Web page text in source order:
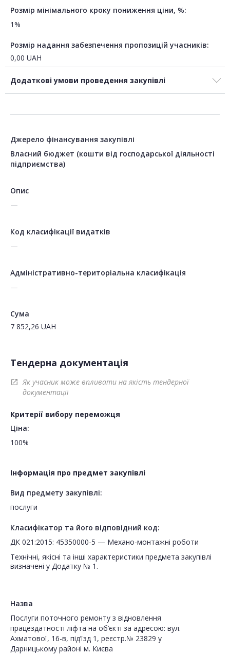
Розмір мінімального кроку пониження ціни, %:
1%
Розмір надання забезпечення пропозицій учасників:
0,00 UAH
Додаткові умови проведення закупівлі
Джерело фінансування закупівлі
Власний бюджет (кошти від господарської діяльності
підприємства)
Опис
—
Код класифікації видатків
—
Адміністративно-територіальна класифікація
—
Сума
7 852,26 UAH
Тендерна документація
open_in_new
Як учасник може впливати на якість тендерної
документації
Критерії вибору переможця
Ціна:
100%
Інформація про предмет закупівлі
Вид предмету закупівлі:
послуги
Класифікатор та його відповідний код:
ДК 021:2015: 45350000-5 — Механо-монтажні роботи
Технічні, якісні та інші характеристики предмета закупівлі
визначені у Додатку № 1.
Назва
Послуги поточного ремонту з відновлення
працездатності ліфта на об’єкті за адресою: вул.
Ахматової, 16-в, під’їзд 1, реєстр.№ 23829 у
Дарницькому районі м. Києва